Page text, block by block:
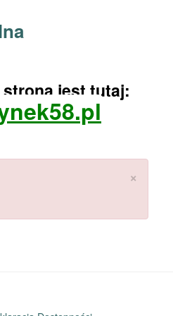
strona jest tutaj:
×